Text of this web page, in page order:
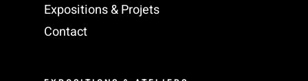
Expositions & Projets
Contact